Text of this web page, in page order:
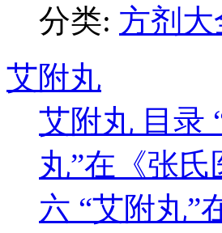
分类: 方剂大
艾附丸
艾附丸 目录
丸”在《张
六 “艾附丸”